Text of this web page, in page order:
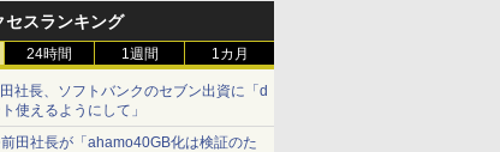
セスランキング
24時間 1週間 1カ月
社長、ソフトバンクのセブン出資に「d
使えるようにして」
前田社長が「ahamo40GB化は検証のた